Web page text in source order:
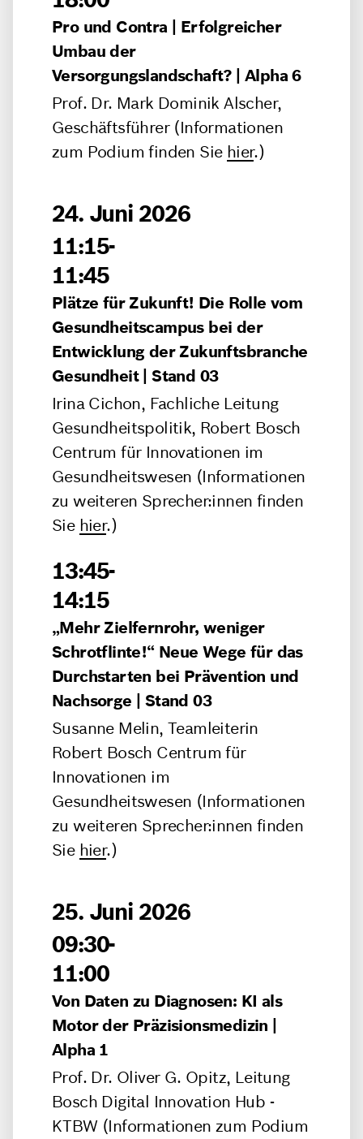
Pro und Contra | Erfolgreicher
Umbau der
Versorgungslandschaft? | Alpha 6
Prof. Dr. Mark Dominik Alscher,
Geschäftsführer (Informationen
zum Podium finden Sie hier.)
24. Juni 2026
11:15-
11:45
Plätze für Zukunft! Die Rolle vom
Gesundheitscampus bei der
Entwicklung der Zukunftsbranche
Gesundheit | Stand 03
Irina Cichon, Fachliche Leitung
Gesundheitspolitik, Robert Bosch
Centrum für Innovationen im
Gesundheitswesen (Informationen
zu weiteren Sprecher:innen finden
Sie hier.)
13:45-
14:15
„Mehr Zielfernrohr, weniger
Schrotflinte!“ Neue Wege für das
Durchstarten bei Prävention und
Nachsorge | Stand 03
Susanne Melin, Teamleiterin
Robert Bosch Centrum für
Innovationen im
Gesundheitswesen (Informationen
zu weiteren Sprecher:innen finden
Sie hier.)
25. Juni 2026
09:30-
11:00
Von Daten zu Diagnosen: KI als
Motor der Präzisionsmedizin |
Alpha 1
Prof. Dr. Oliver G. Opitz, Leitung
Bosch Digital Innovation Hub -
KTBW (Informationen zum Podium